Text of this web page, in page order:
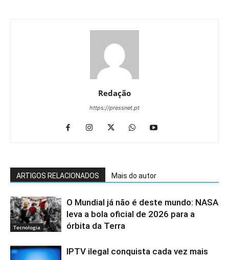
Redação
https://pressnet.pt
ARTIGOS RELACIONADOS Mais do autor
Tecnologia
O Mundial já não é deste mundo: NASA
leva a bola oficial de 2026 para a
órbita da Terra
IPTV ilegal conquista cada vez mais